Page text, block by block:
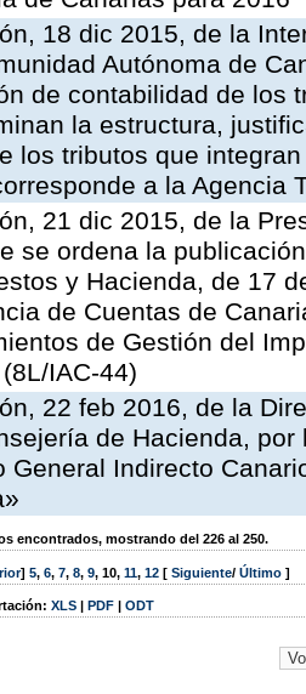
18 dic 2015, de la
Autónoma de
de contabilidad de los
la estructura,
los tributos que
a la Agencia
21 dic 2015, de la
se ordena la
y Hacienda, de 17
de Cuentas de
de Gestión del
IAC-44)
22 feb 2016, de la
de Hacienda,
General Indirecto
encontrados, mostrando del 226 al 250.
] 5, 6, 7, 8, 9, 10, 11, 12 [ Siguiente/ Último ]
XLS | PDF | ODT